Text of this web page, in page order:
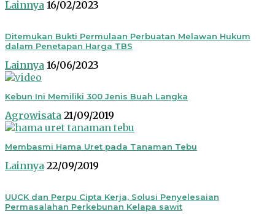
Lainnya 16/02/2023
Ditemukan Bukti Permulaan Perbuatan Melawan Hukum
dalam Penetapan Harga TBS
Lainnya 16/06/2023
Kebun Ini Memiliki 300 Jenis Buah Langka
Agrowisata 21/09/2019
Membasmi Hama Uret pada Tanaman Tebu
Lainnya 22/09/2019
UUCK dan Perpu Cipta Kerja, Solusi Penyelesaian
Permasalahan Perkebunan Kelapa sawit